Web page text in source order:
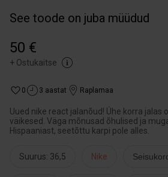
See toode on juba müüdud
50 €
+ Ostukaitse
0 3 aastat Raplamaa
Uued nike react jalanõud! Ühe korra jalas
väikesed. Väga mõnusad õhulised ja
Suurus: 36,5 Nike